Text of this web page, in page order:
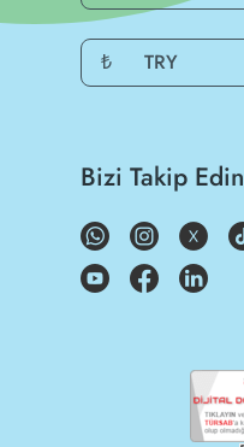
₺ TRY
Bizi Takip Edin